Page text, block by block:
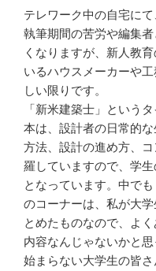
テレワーク中の自宅に
執筆期間の苦労や編集
くなりますが、新人教
いるハウスメーカーや
しい限りです。
「新米建築士」という
本は、設計者の日常的
方法、設計の進め方、
羅していますので、学
となっています。中で
のコーナーは、私が大
とめたものなので、よ
内容なんじゃないかと
始まらない大学生の皆